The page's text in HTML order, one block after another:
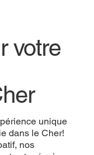
votre
unique
dans le Cher!
nos